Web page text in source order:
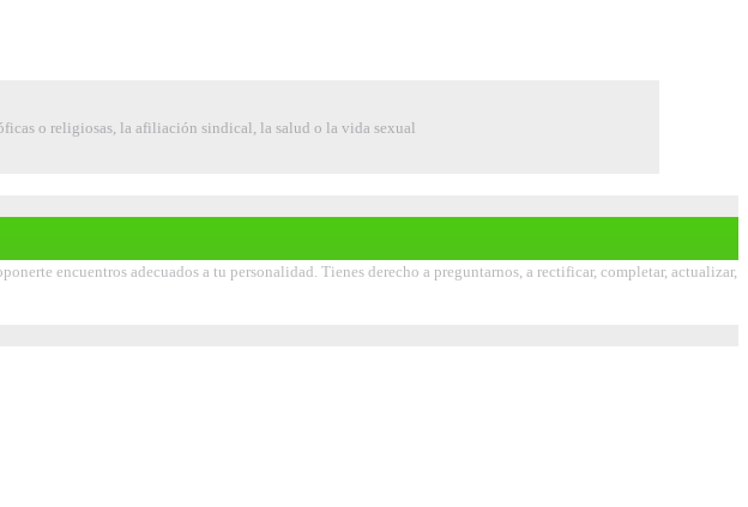
o religiosas, la afiliación sindical, la salud o la vida sexual
encuentros adecuados a tu personalidad. Tienes derecho a preguntarnos, a rectificar, completar, actualizar,